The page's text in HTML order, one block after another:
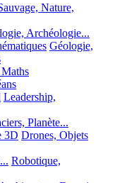
Nature,
Archéologie...
Géologie,
Leadership,
Planète...
3D Drones, Objets
Robotique,